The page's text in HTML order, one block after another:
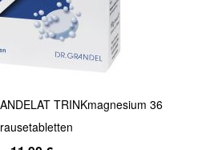
TRINKmagnesium 36